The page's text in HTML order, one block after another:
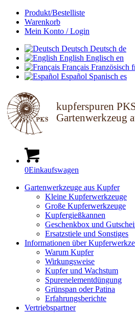
Produkt/Bestelliste
Warenkorb
Mein Konto / Login
Deutsch Deutsch de
English Englisch en
Français Französisch
Español Spanisch es
kupferspuren
Gartenwerkzeug
0Einkaufswagen
Gartenwerkzeuge aus Kupfer
Kleine Kupferwerkzeuge
Große Kupferwerkzeuge
Kupfergießkannen
Geschenkbox und
Ersatzstiele und Sonstiges
Informationen über
Warum Kupfer
Wirkungsweise
Kupfer und Wachstum
Spurenelementdüngung
Grünspan oder Patina
Erfahrungsberichte
Vertriebspartner